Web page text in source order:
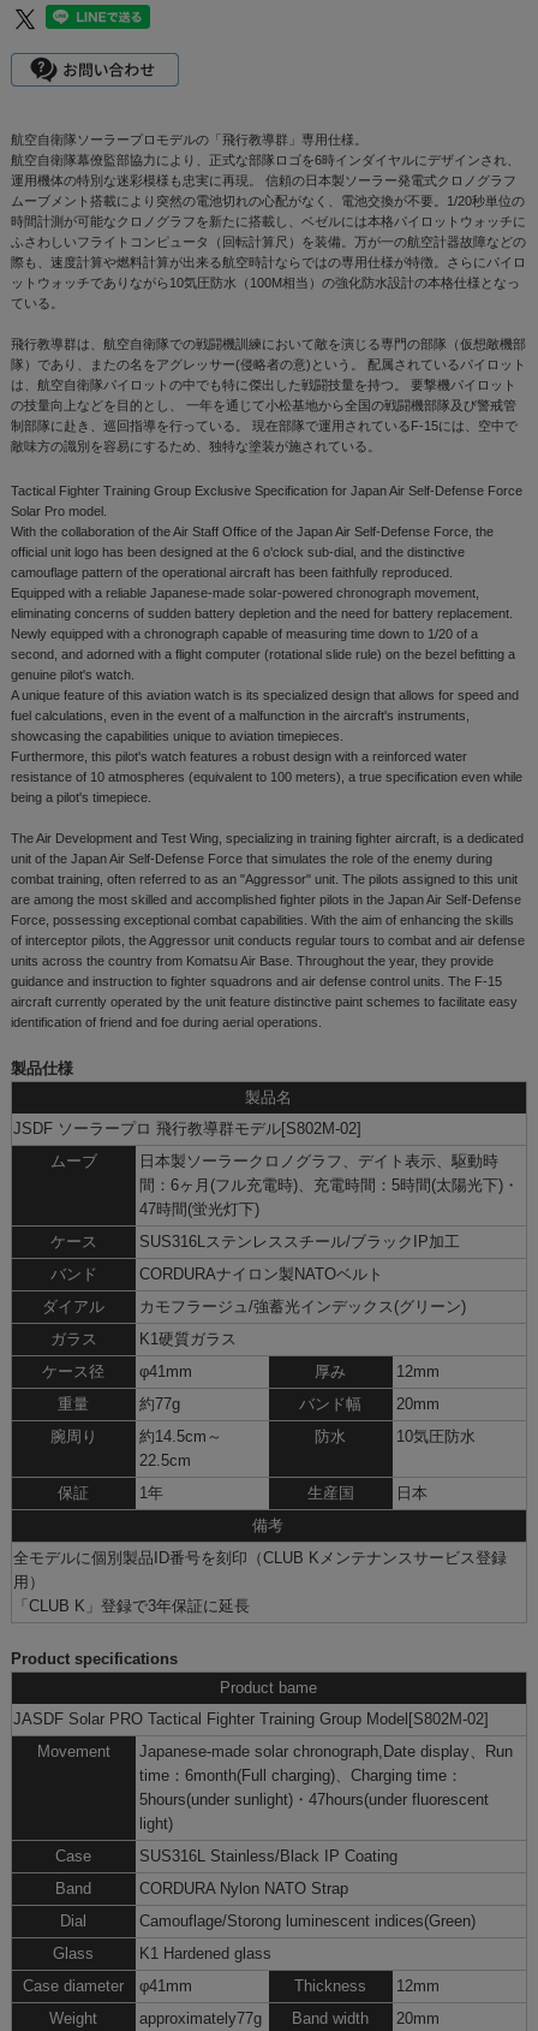
航空自衛隊ソーラープロモデルの「飛行教導群」専用仕様。
航空自衛隊幕僚監部協力により、正式な部隊ロゴを6時インダイヤルにデザインされ、
運用機体の特別な迷彩模様も忠実に再現。 信頼の日本製ソーラー発電式クロノグラフ
ムーブメント搭載により突然の電池切れの心配がなく、電池交換が不要。1/20秒単位の
時間計測が可能なクロノグラフを新たに搭載し、ベゼルには本格パイロットウォッチに
ふさわしいフライトコンピュータ（回転計算尺）を装備。万が一の航空計器故障などの
際も、速度計算や燃料計算が出来る航空時計ならではの専用仕様が特徴。さらにパイロ
ットウォッチでありながら10気圧防水（100M相当）の強化防水設計の本格仕様となっ
ている。
飛行教導群は、航空自衛隊での戦闘機訓練において敵を演じる専門の部隊（仮想敵機部
隊）であり、またの名をアグレッサー(侵略者の意)という。 配属されているパイロット
は、航空自衛隊パイロットの中でも特に傑出した戦闘技量を持つ。 要撃機パイロット
の技量向上などを目的とし、 一年を通じて小松基地から全国の戦闘機部隊及び警戒管
制部隊に赴き、巡回指導を行っている。 現在部隊で運用されているF-15には、空中で
敵味方の識別を容易にするため、独特な塗装が施されている。
Tactical Fighter Training Group Exclusive Specification for Japan Air Self-Defense Force
Solar Pro model.
With the collaboration of the Air Staff Office of the Japan Air Self-Defense Force, the
official unit logo has been designed at the 6 o'clock sub-dial, and the distinctive
camouflage pattern of the operational aircraft has been faithfully reproduced.
Equipped with a reliable Japanese-made solar-powered chronograph movement,
eliminating concerns of sudden battery depletion and the need for battery replacement.
Newly equipped with a chronograph capable of measuring time down to 1/20 of a
second, and adorned with a flight computer (rotational slide rule) on the bezel befitting a
genuine pilot's watch.
A unique feature of this aviation watch is its specialized design that allows for speed and
fuel calculations, even in the event of a malfunction in the aircraft's instruments,
showcasing the capabilities unique to aviation timepieces.
Furthermore, this pilot's watch features a robust design with a reinforced water
resistance of 10 atmospheres (equivalent to 100 meters), a true specification even while
being a pilot's timepiece.
The Air Development and Test Wing, specializing in training fighter aircraft, is a dedicated
unit of the Japan Air Self-Defense Force that simulates the role of the enemy during
combat training, often referred to as an "Aggressor" unit. The pilots assigned to this unit
are among the most skilled and accomplished fighter pilots in the Japan Air Self-Defense
Force, possessing exceptional combat capabilities. With the aim of enhancing the skills
of interceptor pilots, the Aggressor unit conducts regular tours to combat and air defense
units across the country from Komatsu Air Base. Throughout the year, they provide
guidance and instruction to fighter squadrons and air defense control units. The F-15
aircraft currently operated by the unit feature distinctive paint schemes to facilitate easy
identification of friend and foe during aerial operations.
製品仕様
製品名
JSDF ソーラープロ 飛行教導群モデル[S802M-02]
ムーブ
日本製ソーラークロノグラフ、デイト表示、駆動時
間：6ヶ月(フル充電時)、充電時間：5時間(太陽光下)・
47時間(蛍光灯下)
ケース
SUS316Lステンレススチール/ブラックIP加工
バンド
CORDURAナイロン製NATOベルト
ダイアル
カモフラージュ/強蓄光インデックス(グリーン)
ガラス
K1硬質ガラス
ケース径
φ41mm 厚み
12mm
重量
約77g バンド幅
20mm
腕周り
約14.5cm～
22.5cm
防水 10気圧防水
保証 1年 生産国
日本
備考
全モデルに個別製品ID番号を刻印（CLUB Kメンテナンスサービス登録
用）
「CLUB K」登録で3年保証に延長
Product specifications
Product bame
JASDF Solar PRO Tactical Fighter Training Group Model[S802M-02]
Movement
Japanese-made solar chronograph,Date display、Run
time：6month(Full charging)、Charging time：
5hours(under sunlight)・47hours(under fluorescent
light)
Case
SUS316L Stainless/Black IP Coating
Band
CORDURA Nylon NATO Strap
Dial
Camouflage/Storong luminescent indices(Green)
Glass
K1 Hardened glass
Case diameter
φ41mm Thickness
12mm
Weight
approximately77g Band width 20mm